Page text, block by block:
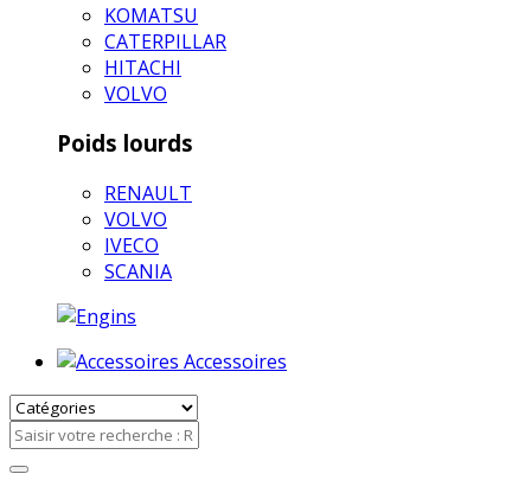
KOMATSU
CATERPILLAR
HITACHI
VOLVO
Poids lourds
RENAULT
VOLVO
IVECO
SCANIA
Accessoires